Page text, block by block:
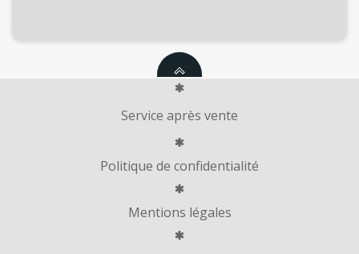
Service après vente
Politique de confidentialité
Mentions légales